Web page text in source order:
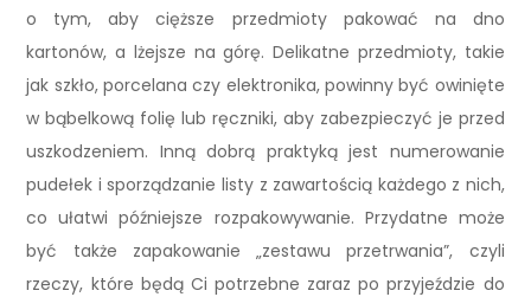
o tym, aby cięższe przedmioty pakować na dno
kartonów, a lżejsze na górę. Delikatne przedmioty, takie
jak szkło, porcelana czy elektronika, powinny być owinięte
w bąbelkową folię lub ręczniki, aby zabezpieczyć je przed
uszkodzeniem. Inną dobrą praktyką jest numerowanie
pudełek i sporządzanie listy z zawartością każdego z nich,
co ułatwi późniejsze rozpakowywanie. Przydatne może
być także zapakowanie „zestawu przetrwania”, czyli
rzeczy, które będą Ci potrzebne zaraz po przyjeździe do